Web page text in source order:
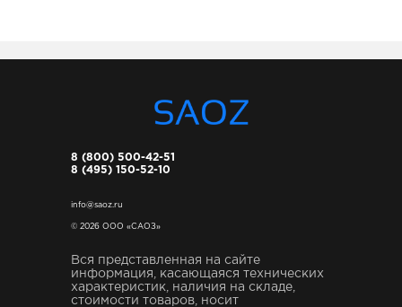
8 (800) 500-42-51
8 (495) 150-52-10
info@saoz.ru
© 2026 ООО «САОЗ»
Вся представленная на сайте
информация, касающаяся технических
характеристик, наличия на складе,
стоимости товаров, носит